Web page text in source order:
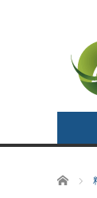
ホーム